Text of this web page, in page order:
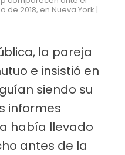
de 2018, en Nueva York |
la pareja
e insistió en
siendo su
informes
había llevado
antes de la